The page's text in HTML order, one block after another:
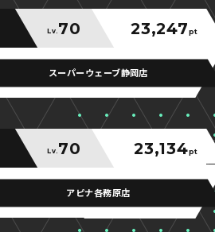
Lv. 70 23,247 pt
スーパーウェーブ静岡店
Lv. 70 23,134pt
アピナ各務原店